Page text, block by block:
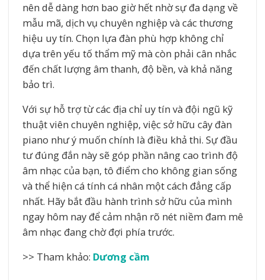
nên dễ dàng hơn bao giờ hết nhờ sự đa dạng về
mẫu mã, dịch vụ chuyên nghiệp và các thương
hiệu uy tín. Chọn lựa đàn phù hợp không chỉ
dựa trên yếu tố thẩm mỹ mà còn phải cân nhắc
đến chất lượng âm thanh, độ bền, và khả năng
bảo trì.
Với sự hỗ trợ từ các địa chỉ uy tín và đội ngũ kỹ
thuật viên chuyên nghiệp, việc sở hữu cây đàn
piano như ý muốn chính là điều khả thi. Sự đầu
tư đúng đắn này sẽ góp phần nâng cao trình độ
âm nhạc của bạn, tô điểm cho không gian sống
và thể hiện cá tính cá nhân một cách đẳng cấp
nhất. Hãy bắt đầu hành trình sở hữu của mình
ngay hôm nay để cảm nhận rõ nét niềm đam mê
âm nhạc đang chờ đợi phía trước.
>> Tham khảo: Dương cầm